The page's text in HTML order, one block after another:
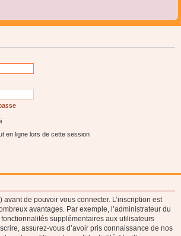
en ligne lors de cette session
avant de pouvoir vous connecter. L’inscription est
avantages. Par exemple, l’administrateur du
supplémentaires aux utilisateurs
assurez-vous d’avoir pris connaissance de nos